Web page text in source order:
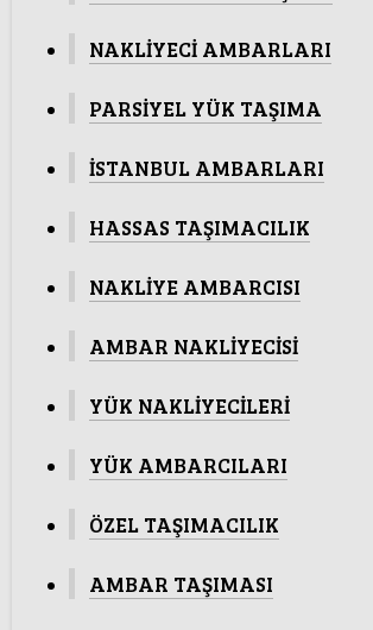
NAKLİYECİ AMBARLARI
PARSİYEL YÜK TAŞIMA
İSTANBUL AMBARLARI
HASSAS TAŞIMACILIK
NAKLİYE AMBARCISI
AMBAR NAKLİYECİSİ
YÜK NAKLİYECİLERİ
YÜK AMBARCILARI
ÖZEL TAŞIMACILIK
AMBAR TAŞIMASI